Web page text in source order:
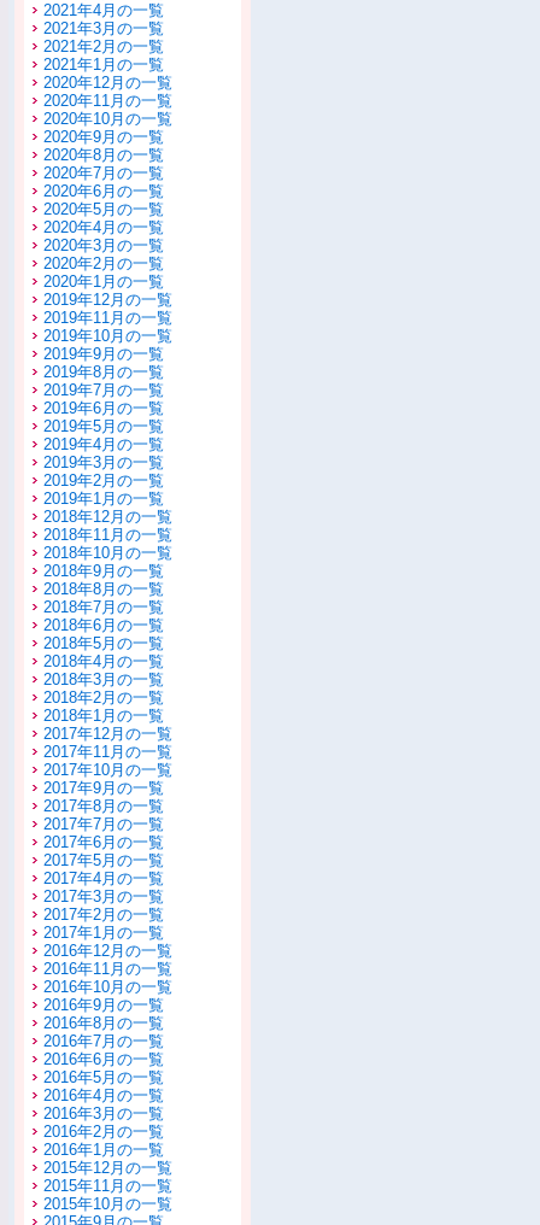
2021年4月の一覧
2021年3月の一覧
2021年2月の一覧
2021年1月の一覧
2020年12月の一覧
2020年11月の一覧
2020年10月の一覧
2020年9月の一覧
2020年8月の一覧
2020年7月の一覧
2020年6月の一覧
2020年5月の一覧
2020年4月の一覧
2020年3月の一覧
2020年2月の一覧
2020年1月の一覧
2019年12月の一覧
2019年11月の一覧
2019年10月の一覧
2019年9月の一覧
2019年8月の一覧
2019年7月の一覧
2019年6月の一覧
2019年5月の一覧
2019年4月の一覧
2019年3月の一覧
2019年2月の一覧
2019年1月の一覧
2018年12月の一覧
2018年11月の一覧
2018年10月の一覧
2018年9月の一覧
2018年8月の一覧
2018年7月の一覧
2018年6月の一覧
2018年5月の一覧
2018年4月の一覧
2018年3月の一覧
2018年2月の一覧
2018年1月の一覧
2017年12月の一覧
2017年11月の一覧
2017年10月の一覧
2017年9月の一覧
2017年8月の一覧
2017年7月の一覧
2017年6月の一覧
2017年5月の一覧
2017年4月の一覧
2017年3月の一覧
2017年2月の一覧
2017年1月の一覧
2016年12月の一覧
2016年11月の一覧
2016年10月の一覧
2016年9月の一覧
2016年8月の一覧
2016年7月の一覧
2016年6月の一覧
2016年5月の一覧
2016年4月の一覧
2016年3月の一覧
2016年2月の一覧
2016年1月の一覧
2015年12月の一覧
2015年11月の一覧
2015年10月の一覧